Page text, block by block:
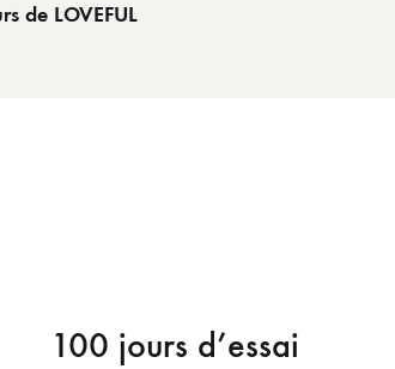
de LOVEFUL
100 jours d’essai